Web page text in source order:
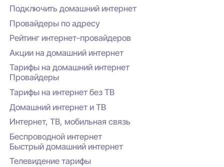
Специальные акции и кэшбэк при оплате
через личный кабинет или приложение
провайдера.
пакета и действующих акций.
Подключить домашний интернет
Провайдеры по адресу
Рейтинг интернет-провайдеров
Акции на домашний интернет
Тарифы на домашний интернет
Провайдеры
Тарифы на интернет без ТВ
Домашний интернет и ТВ
Интернет, ТВ, мобильная связь
Беспроводной интернет
Быстрый домашний интернет
Телевидение тарифы